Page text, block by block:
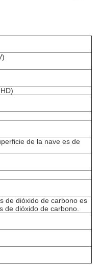
de la nave es de
de dióxido de carbono es
de dióxido de carbono.